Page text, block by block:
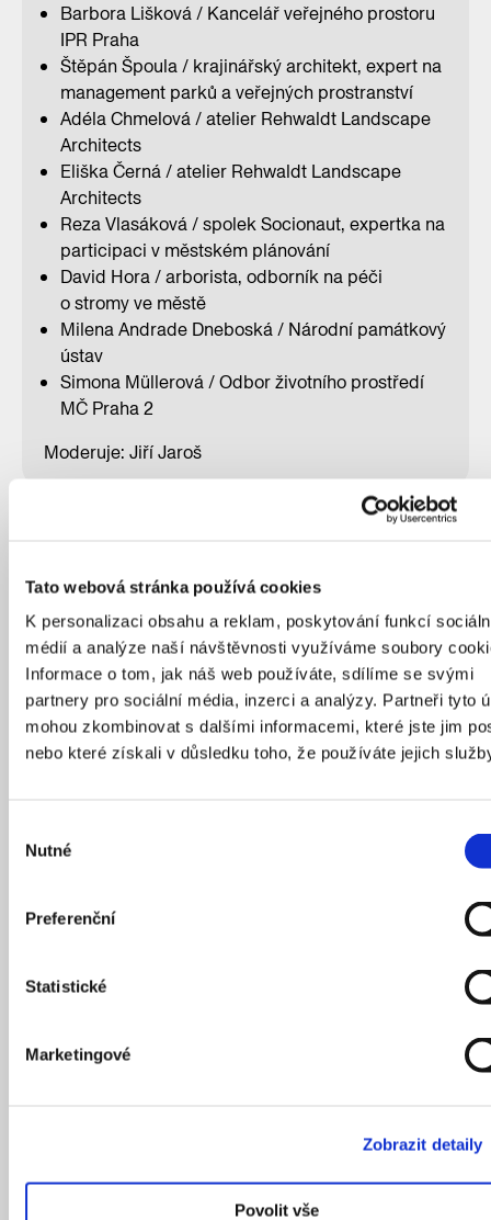
Tato webová stránka používá cookies
K personalizaci obsahu a reklam, poskytování funkcí
médií a analýze naší návštěvnosti využíváme soubory
Informace o tom, jak náš web používáte, sdílíme se svými
partnery pro sociální média, inzerci a analýzy. Partneři tyto
mohou zkombinovat s dalšími informacemi, které jste jim
nebo které získali v důsledku toho, že používáte jejich
souhlasu
Nutné
Preferenční
Statistické
Marketingové
Zobrazit detaily
Povolit vše
Barbora Lišková / Kancelář veřejného prostoru
IPR Praha
Štěpán Špoula / krajinářský architekt, expert na
management parků a veřejných prostranství
Adéla Chmelová / atelier Rehwaldt Landscape
Architects
Eliška Černá / atelier Rehwaldt Landscape
Architects
Reza Vlasáková / spolek Socionaut, expertka na
participaci v městském plánování
David Hora / arborista, odborník na péči
o stromy ve městě
Milena Andrade Dneboská / Národní památkový
ústav
Simona Müllerová / Odbor životního prostředí
MČ Praha 2
Moderuje: Jiří Jaroš